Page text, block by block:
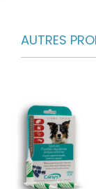
AUTRES